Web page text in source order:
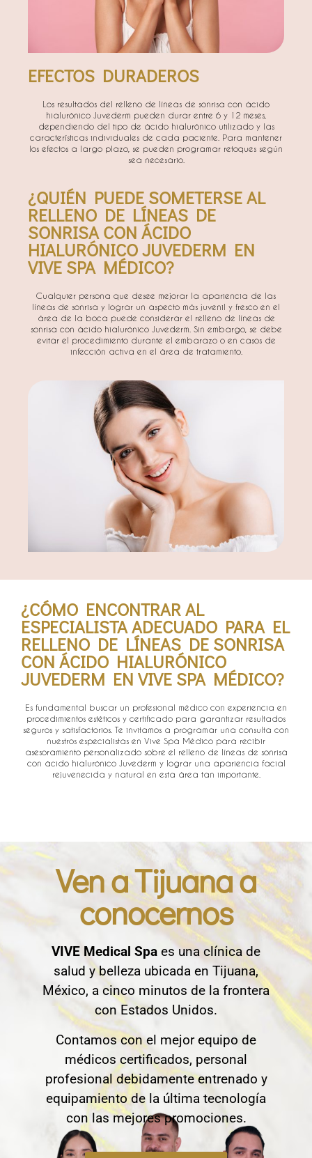
EFECTOS DURADEROS​
Los resultados del relleno de líneas de sonrisa con ácido
hialurónico Juvederm pueden durar entre 6 y 12 meses,
dependiendo del tipo de ácido hialurónico utilizado y las
características individuales de cada paciente. Para mantener
los efectos a largo plazo, se pueden programar retoques según
sea necesario.
¿QUIÉN PUEDE SOMETERSE AL
RELLENO DE LÍNEAS DE
SONRISA CON ÁCIDO
HIALURÓNICO JUVEDERM EN
VIVE SPA MÉDICO?​
Cualquier persona que desee mejorar la apariencia de las
líneas de sonrisa y lograr un aspecto más juvenil y fresco en el
área de la boca puede considerar el relleno de líneas de
sonrisa con ácido hialurónico Juvederm. Sin embargo, se debe
evitar el procedimiento durante el embarazo o en casos de
infección activa en el área de tratamiento.
¿CÓMO ENCONTRAR AL
ESPECIALISTA ADECUADO PARA EL
RELLENO DE LÍNEAS DE SONRISA
CON ÁCIDO HIALURÓNICO
JUVEDERM EN VIVE SPA MÉDICO?​
Es fundamental buscar un profesional médico con experiencia en
procedimientos estéticos y certificado para garantizar resultados
seguros y satisfactorios. Te invitamos a programar una consulta con
nuestros especialistas en Vive Spa Médico para recibir
asesoramiento personalizado sobre el relleno de líneas de sonrisa
con ácido hialurónico Juvederm y lograr una apariencia facial
rejuvenecida y natural en esta área tan importante.
Ven a Tijuana a
conocernos
VIVE Medical Spa es una clínica de
salud y belleza ubicada en Tijuana,
México, a cinco minutos de la frontera
con Estados Unidos.
Contamos con el mejor equipo de
médicos certificados, personal
profesional debidamente entrenado y
equipamiento de la última tecnología
con las mejores promociones.